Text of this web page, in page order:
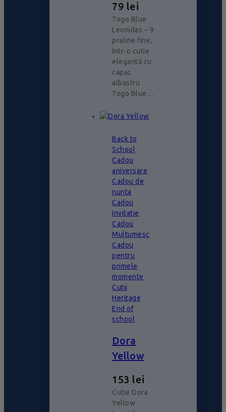
79 lei
Togo Blue
Leonidas – 9
praline fine,
într-o cutie
elegantă cu
capac
albastru
Togo Blue…
Back to
School
Cadou
aniversare
Cadou de
nunta
Cadou
Invitatie
Cadou
Multumesc
Cadou
pentru
primele
momente
Cutii
Heritage
End of
school
Dora
Yellow
153 lei
Cutie Dora
Yellow